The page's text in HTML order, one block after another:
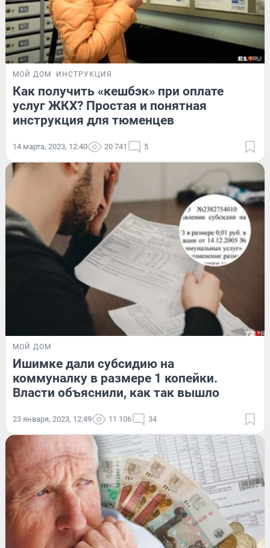
МОЙ ДОМ ИНСТРУКЦИЯ
Как получить «кешбэк» при оплате
услуг ЖКХ? Простая и понятная
инструкция для тюменцев
14 марта, 2023, 12:40 20 741 5
МОЙ ДОМ
Ишимке дали субсидию на
коммуналку в размере 1 копейки.
Власти объяснили, как так вышло
23 января, 2023, 12:49 11 106 34